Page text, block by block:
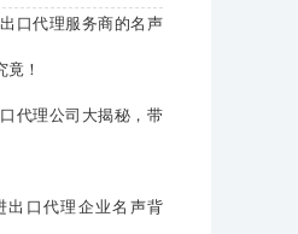
口代理服务商的名声
竟！
代理公司大揭秘，带
出口代理企业名声背